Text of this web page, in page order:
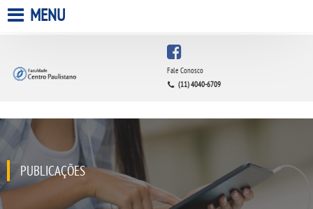
QUEM SOMOS
INFRAESTRUTURA
MENU
Fale Conosco
(11) 4040-6709
PUBLICAÇÕES